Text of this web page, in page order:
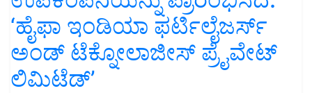
‘ಹೈಫಾ ಇಂಡಿಯಾ ಫರ್ಟಿಲೈಜರ್ಸ್
ಅಂಡ್ ಟೆಕ್ನೋಲಾಜೀಸ್ ಪ್ರೈವೇಟ್
ಲಿಮಿಟೆಡ್’